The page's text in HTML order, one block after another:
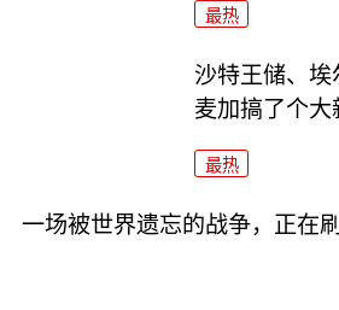
最热
沙特王储、
麦加搞了个大
最热
一场被世界遗忘的战争，正在